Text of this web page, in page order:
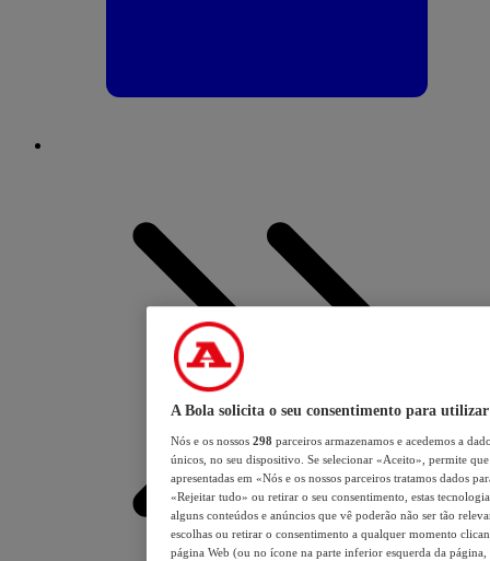
A Bola solicita o seu consentimento para utilizar
Nós e os nossos 298 parceiros armazenamos e acedemos a
únicos, no seu dispositivo. Se selecionar «Aceito», permite
apresentadas em «Nós e os nossos parceiros tratamos dados
«Rejeitar tudo» ou retirar o seu consentimento, estas
alguns conteúdos e anúncios que vê poderão não ser tão
escolhas ou retirar o consentimento a qualquer momento
página Web (ou no ícone na parte inferior esquerda da página,